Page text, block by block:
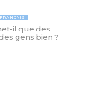
il que des
gens bien ?